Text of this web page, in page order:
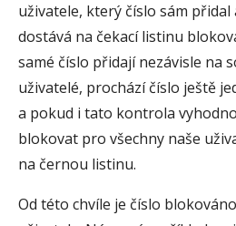
uživatele, který číslo sám přidal
dostává na čekací listinu
samé číslo přidají nezávisle na
uživatelé, prochází číslo ještě
a pokud i tato kontrola
blokovat pro všechny naše
na černou listinu.
Od této chvíle je číslo